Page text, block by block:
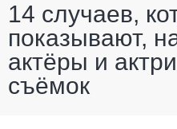
14 случаев,
показывают,
актёры и
съёмок